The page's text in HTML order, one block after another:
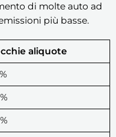
di molte auto ad
più basse.
aliquote